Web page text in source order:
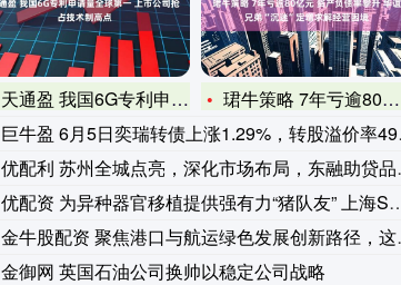
天通盈 我国6G专利申请量全球第一 上市公司抢占技术制高点
珺牛策略 7年亏逾80亿元 资产负债率攀升 华谊兄弟“沉迷”
巨牛盈 6月5日奕瑞转债上涨1.29%，转股溢价率49.72
优配利 苏州全城点亮，深化市场布局，东融助贷品牌广告投放全面
优配资 为异种器官移植提供强有力“猪队友” 上海SPF猪赋能
金牛股配资 聚焦港口与航运绿色发展创新路径，这场学术研讨会达
金御网 英国石油公司换帅以稳定公司战略